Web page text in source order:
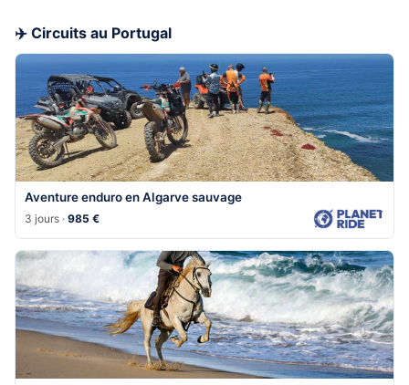
✈️ Circuits au Portugal
Aventure enduro en Algarve sauvage
3 jours ·985 €